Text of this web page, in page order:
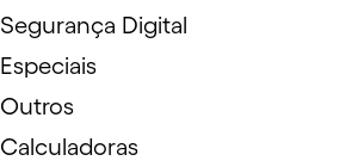
Segurança Digital
Especiais
Outros
Calculadoras